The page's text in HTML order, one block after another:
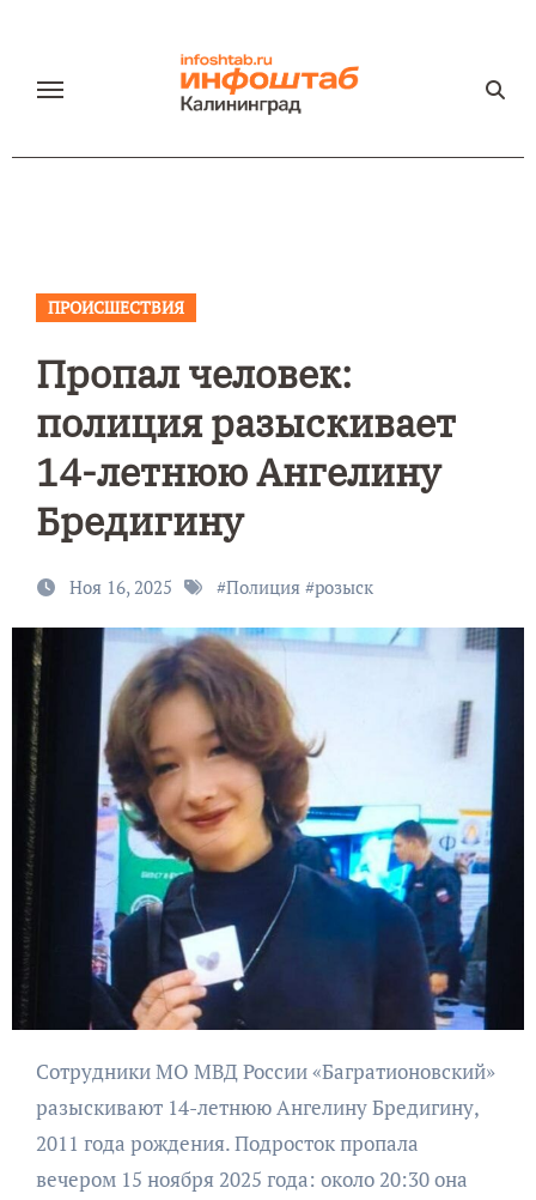
содержанию
ПРОИСШЕСТВИЯ
Пропал человек:
полиция разыскивает
14-летнюю Ангелину
Бредигину
Ноя 16, 2025 #Полиция#розыск
Сотрудники МО МВД России «Багратионовский»
разыскивают 14-летнюю Ангелину Бредигину,
2011 года рождения. Подросток пропала
вечером 15 ноября 2025 года: около 20:30 она